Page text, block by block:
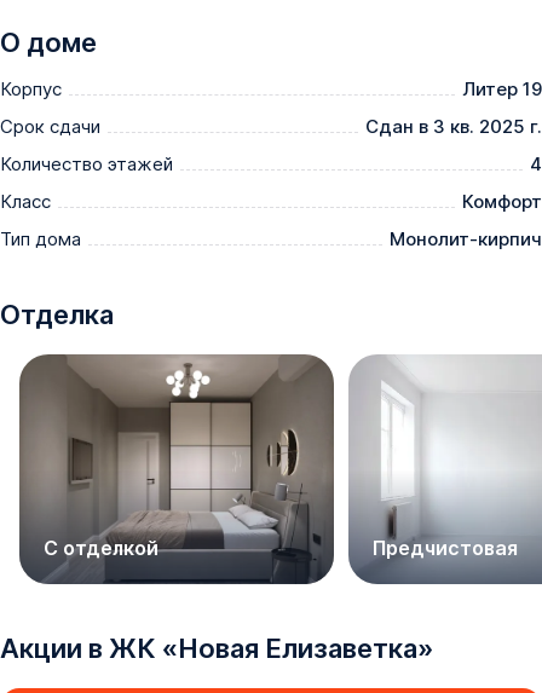
О доме
Корпус
Литер 19
Срок сдачи
Сдан в 3 кв. 2025 г.
Количество этажей
4
Класс
Комфорт
Тип дома
Монолит-кирпич
Отделка
С отделкой Предчистовая
Акции в ЖК «Новая Елизаветка»